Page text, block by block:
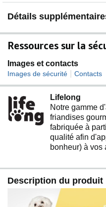
Détails
Ressources sur la
Images et contacts
Images de sécurité Contacts
Lifelong
Notre gamme
friandises
fabriquée à
qualité afin
bonheur) à vos
Description du produit